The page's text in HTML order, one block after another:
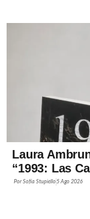
Laura
“1993: Las
PorSofía Stupiello5 Ago 2026